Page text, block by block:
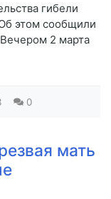
гибели
этом сообщили
2 марта
0
мать